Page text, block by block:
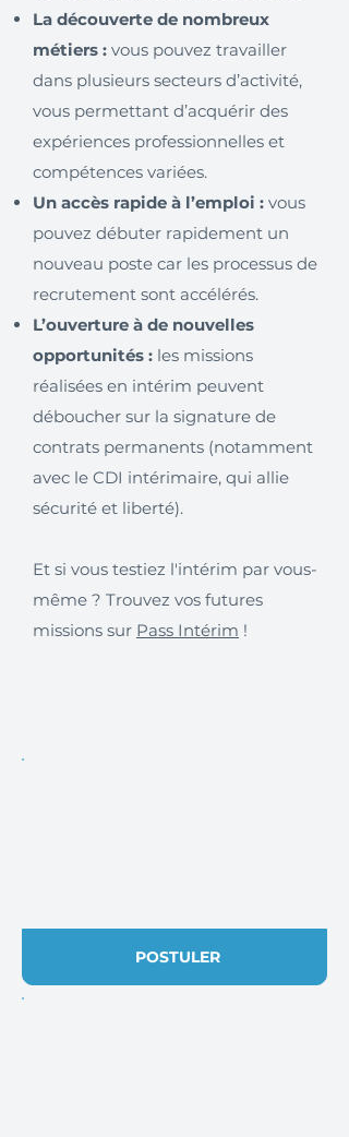
La découverte de nombreux
métiers : vous pouvez travailler
dans plusieurs secteurs d’activité,
vous permettant d’acquérir des
expériences professionnelles et
compétences variées.
Un accès rapide à l’emploi : vous
pouvez débuter rapidement un
nouveau poste car les processus de
recrutement sont accélérés.
L’ouverture à de nouvelles
opportunités : les missions
réalisées en intérim peuvent
déboucher sur la signature de
contrats permanents (notamment
avec le CDI intérimaire, qui allie
sécurité et liberté).
Et si vous testiez l'intérim par vous-
même ? Trouvez vos futures
missions sur Pass Intérim !
POSTULER